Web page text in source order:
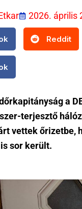
2026. április
Reddit
a
terjesztő
vettek őrizetbe,
sor került.